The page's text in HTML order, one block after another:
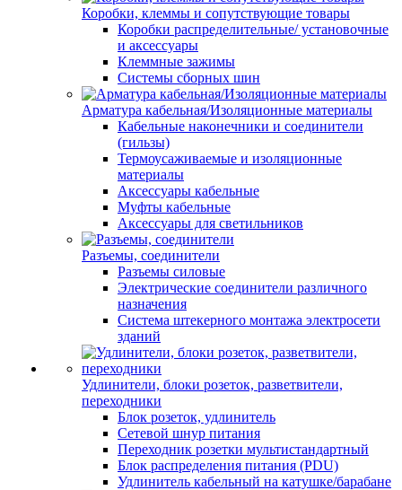
Коробки, клеммы и сопутствующие товары
Коробки распределительные/ установочные
и аксессуары
Клеммные зажимы
Системы сборных шин
Арматура кабельная/Изоляционные материалы
Кабельные наконечники и соединители
(гильзы)
Термоусаживаемые и изоляционные
материалы
Аксессуары кабельные
Муфты кабельные
Аксессуары для светильников
Разъемы, соединители
Разъемы силовые
Электрические соединители различного
назначения
Система штекерного монтажа электросети
зданий
Удлинители, блоки розеток, разветвители,
переходники
Блок розеток, удлинитель
Сетевой шнур питания
Переходник розетки мультистандартный
Блок распределения питания (PDU)
Удлинитель кабельный на катушке/барабане